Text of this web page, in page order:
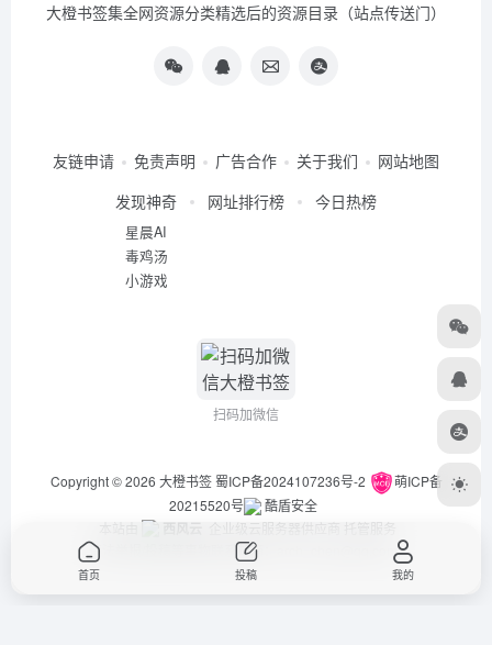
大橙书签集全网资源分类精选后的资源目录（站点传送门）
友链申请 免责声明 广告合作 关于我们
网站地图
发现神奇
星晨AI
毒鸡汤
小游戏
网址排行榜 今日热榜
扫码加微信
Copyright © 2026 大橙书签 蜀ICP备2024107236号-2
萌ICP备
20215520号
酷盾安全
本站由
西风云 企业级云服务器供应商 托管服务
违法举报/投稿等事物联系邮箱：arch_chen@qq.com
首页 投稿 我的